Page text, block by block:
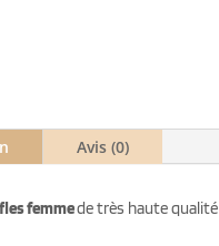
Avis (0)
femmede très haute